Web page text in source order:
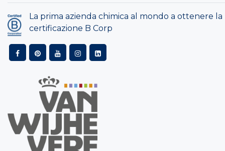
La prima azienda chimica al mondo a ottenere la
certificazione B Corp